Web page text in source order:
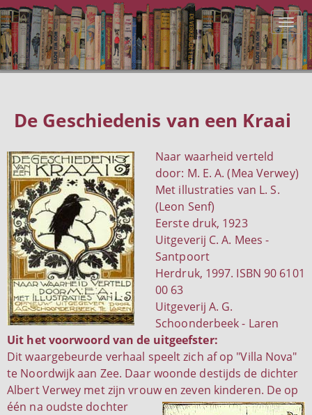
De Geschiedenis van een Kraai
Naar waarheid verteld
door: M. E. A. (Mea Verwey)
Met illustraties van L. S.
(Leon Senf)
Eerste druk, 1923
Uitgeverij C. A. Mees -
Santpoort
Herdruk, 1997. ISBN 90 6101
00 63
Uitgeverij A. G.
Schoonderbeek - Laren
Uit het voorwoord van de uitgeefster:
Dit waargebeurde verhaal speelt zich af op "Villa Nova"
te Noordwijk aan Zee. Daar woonde destijds de dichter
Albert Verwey met zijn vrouw en zeven kinderen. De op
één na oudste dochter